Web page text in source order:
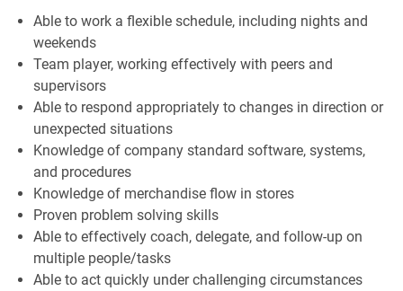
Able to work a flexible schedule, including nights and
weekends
Team player, working effectively with peers and
supervisors
Able to respond appropriately to changes in direction or
unexpected situations
Knowledge of company standard software, systems,
and procedures
Knowledge of merchandise flow in stores
Proven problem solving skills
Able to effectively coach, delegate, and follow-up on
multiple people/tasks
Able to act quickly under challenging circumstances